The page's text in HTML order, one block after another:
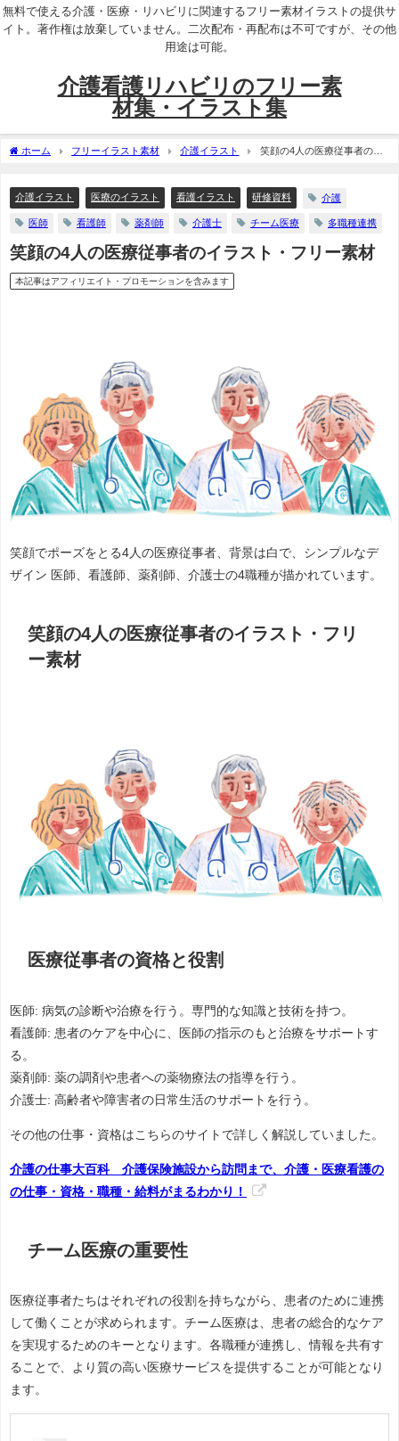
無料で使える介護・医療・リハビリに関連するフリー素材イラストの提供サ
イト。著作権は放棄していません。二次配布・再配布は不可ですが、その他
用途は可能。
介護看護リハビリのフリー素
材集・イラスト集
ホーム フリーイラスト素材 介護イラスト
笑顔の4人の医療従事者のイ
介護イラスト 医療のイラスト 看護イラスト 研修資料 介護
医師 看護師 薬剤師 介護士 チーム医療 多職種連携
笑顔の4人の医療従事者のイラスト・フリー素材
本記事はアフィリエイト・プロモーションを含みます
笑顔でポーズをとる4人の医療従事者、背景は白で、シンプルなデ
ザイン 医師、看護師、薬剤師、介護士の4職種が描かれています。
笑顔の4人の医療従事者のイラスト・フリ
ー素材
医療従事者の資格と役割
医師: 病気の診断や治療を行う。専門的な知識と技術を持つ。
看護師: 患者のケアを中心に、医師の指示のもと治療をサポートす
る。
薬剤師: 薬の調剤や患者への薬物療法の指導を行う。
介護士: 高齢者や障害者の日常生活のサポートを行う。
その他の仕事・資格はこちらのサイトで詳しく解説していました。
介護の仕事大百科 介護保険施設から訪問まで、介護・医療看護の
の仕事・資格・職種・給料がまるわかり！
チーム医療の重要性
医療従事者たちはそれぞれの役割を持ちながら、患者のために連携
して働くことが求められます。チーム医療は、患者の総合的なケア
を実現するためのキーとなります。各職種が連携し、情報を共有す
ることで、より質の高い医療サービスを提供することが可能となり
ます。